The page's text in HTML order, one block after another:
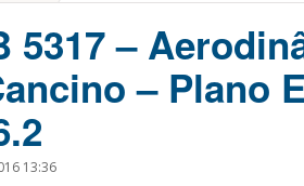
5317 –
– Plano
13:36